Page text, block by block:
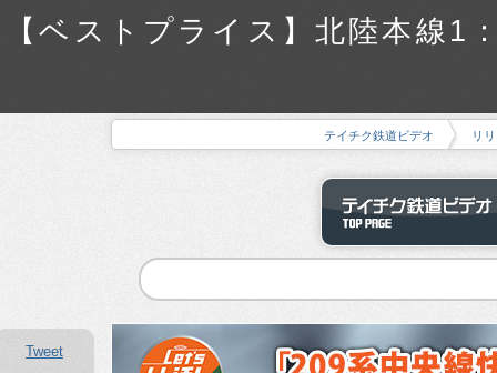
【ベストプライス】北陸本線
テイチク鉄道ビデオ リ
Tweet